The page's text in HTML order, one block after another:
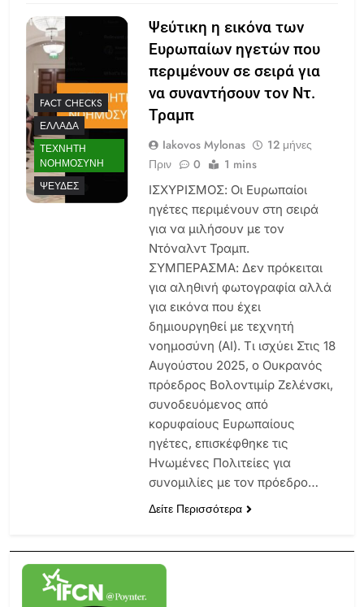
FACT CHECKS
ΕΛΛΆΔΑ
ΤΕΧΝΗΤΉ
ΝΟΗΜΟΣΎΝΗ
ΨΕΥΔΈΣ
Ψεύτικη η εικόνα των
Ευρωπαίων ηγετών που
περιμένουν σε σειρά για
να συναντήσουν τον Ντ.
Τραμπ
Iakovos Mylonas
12 μήνες
Πριν
0 1 mins
ΙΣΧΥΡΙΣΜΟΣ: Οι Ευρωπαίοι
ηγέτες περιμένουν στη σειρά
για να μιλήσουν με τον
Ντόναλντ Τραμπ.
ΣΥΜΠΕΡΑΣΜΑ: Δεν πρόκειται
για αληθινή φωτογραφία αλλά
για εικόνα που έχει
δημιουργηθεί με τεχνητή
νοημοσύνη (ΑΙ). Τι ισχύει Στις 18
Αυγούστου 2025, ο Ουκρανός
πρόεδρος Βολοντιμίρ Ζελένσκι,
συνοδευόμενος από
κορυφαίους Ευρωπαίους
ηγέτες, επισκέφθηκε τις
Ηνωμένες Πολιτείες για
συνομιλίες με τον πρόεδρο…
Δείτε Περισσότερα